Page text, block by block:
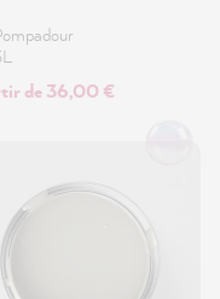
de 36,00 €